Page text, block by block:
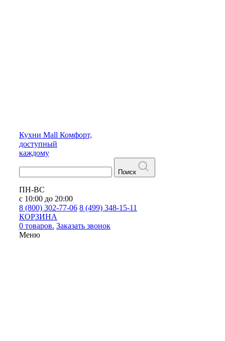
Кухни Mall Комфорт,
доступный
каждому
Поиск
ПН-ВС
с 10:00 до 20:00
8 (800) 302-77-06 8 (499) 348-15-11
КОРЗИНА
0 товаров. Заказать звонок
Меню